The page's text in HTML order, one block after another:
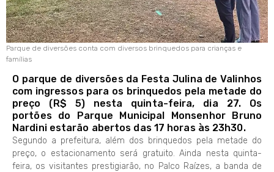
Parque de diversões conta com diversos brinquedos para crianças e
famílias
O parque de diversões da Festa Julina de Valinhos
com ingressos para os brinquedos pela metade do
preço (R$ 5) nesta quinta-feira, dia 27. Os
portões do Parque Municipal Monsenhor Bruno
Nardini estarão abertos das 17 horas às 23h30.
Segundo a prefeitura, além dos brinquedos pela metade do
preço, o estacionamento será gratuito. Ainda nesta quinta-
feira, os visitantes prestigiarão, no Palco Raízes, a banda de